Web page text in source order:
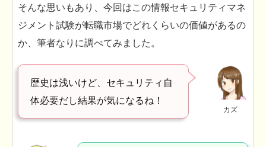
そんな思いもあり、今回はこの情報セキュリティマネ
ジメント試験が転職市場でどれくらいの価値があるの
か、筆者なりに調べてみました。
カズ
歴史は浅いけど、セキュリティ自
体必要だし結果が気になるね！